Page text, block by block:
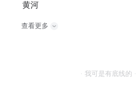
黄河
查看更多
· 我可是有底线的 ·